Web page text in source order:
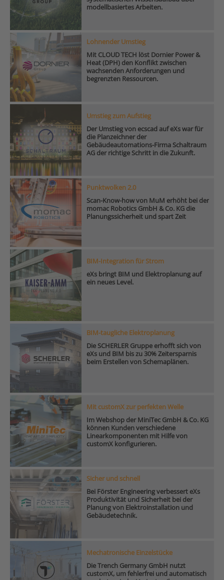
modellbasiertes Arbeiten.
Lohnender Umstieg
Mit CLOUD TECH löst Dornier Power &
Heat (DPH) den Konflikt zwischen
wachsenden Anforderungen und
begrenzten Ressourcen.
Umstieg zum Aufstieg
Der Umstieg von ecscad auf eXs war für
die Planzeichner der
Gebäudeautomations-Firma Schaltraum
AG der richtige Schritt in die Zukunft.
Punktwolken 2.0
Scan-Know-how von MuM erhöht bei der
momac Robotics GmbH & Co. KG die
Planungssicherheit und spart Zeit
BIM-Integration für Strom
eXs bringt BIM und Elektroplanung auf
ein neues Level.
BIM-taugliche Elektroplanung
Die SCHERLER Gruppe erhofft sich von
eXs und BIM bis zu 30% Zeitersparnis
beim Erstellen von Schemaplänen.
Mit customX zur perfekten Welle
Im Webshop der MiniTec GmbH & Co. KG
können Kunden verschiedene
Linearkomponenten mit Hilfe von
customX konfigurieren.
Sicher und schnell
Bei Förster Engineering verbessert eXs
Produktivität und Sicherheit bei der
Planung von Elektroinstallation und
Gebäudetechnik.
Mechatronische Einzelstücke
Die Trench Germany GmbH nutzt
customX, um fehlerfrei und automatisch